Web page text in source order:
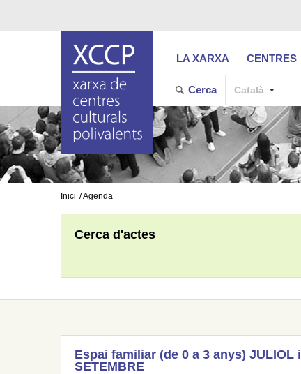
LA XARXA CENTRES
Cerca Català
Inici Agenda
Cerca d'actes
Espai familiar (de 0 a 3 anys) JULIOL i
SETEMBRE